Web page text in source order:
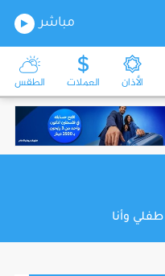
مباشر
الأذان العملات الطقس
طفلي وأنا